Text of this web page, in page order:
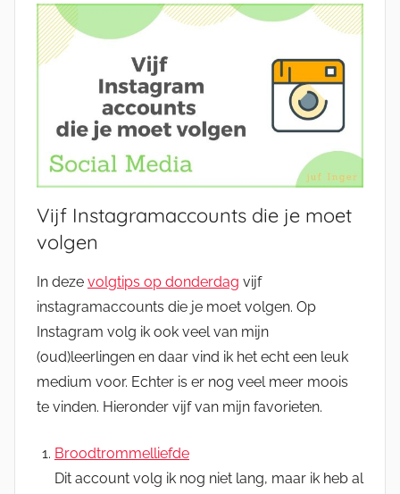
Vijf Instagramaccounts die je moet
volgen
In deze volgtips op donderdag vijf
instagramaccounts die je moet volgen. Op
Instagram volg ik ook veel van mijn
(oud)leerlingen en daar vind ik het echt een leuk
medium voor. Echter is er nog veel meer moois
te vinden. Hieronder vijf van mijn favorieten.
Broodtrommelliefde
Dit account volg ik nog niet lang, maar ik heb al